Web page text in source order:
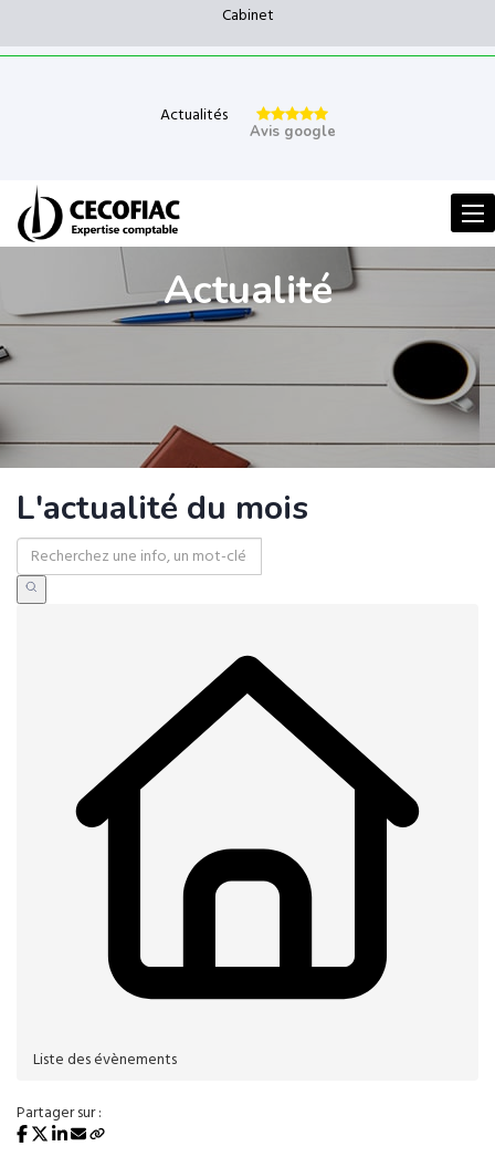
Cabinet
Actualités
Avis google
Actualité
L'actualité du mois
Liste des évènements
Partager sur :